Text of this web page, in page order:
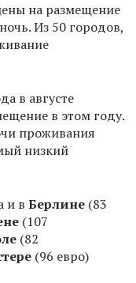
на размещение
Из 50 городов,
в августе
в этом году.
проживания
низкий
и в Берлине (83
(107
(82
(96 евро)